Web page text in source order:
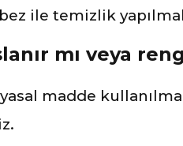
ile temizlik
mı veya
madde